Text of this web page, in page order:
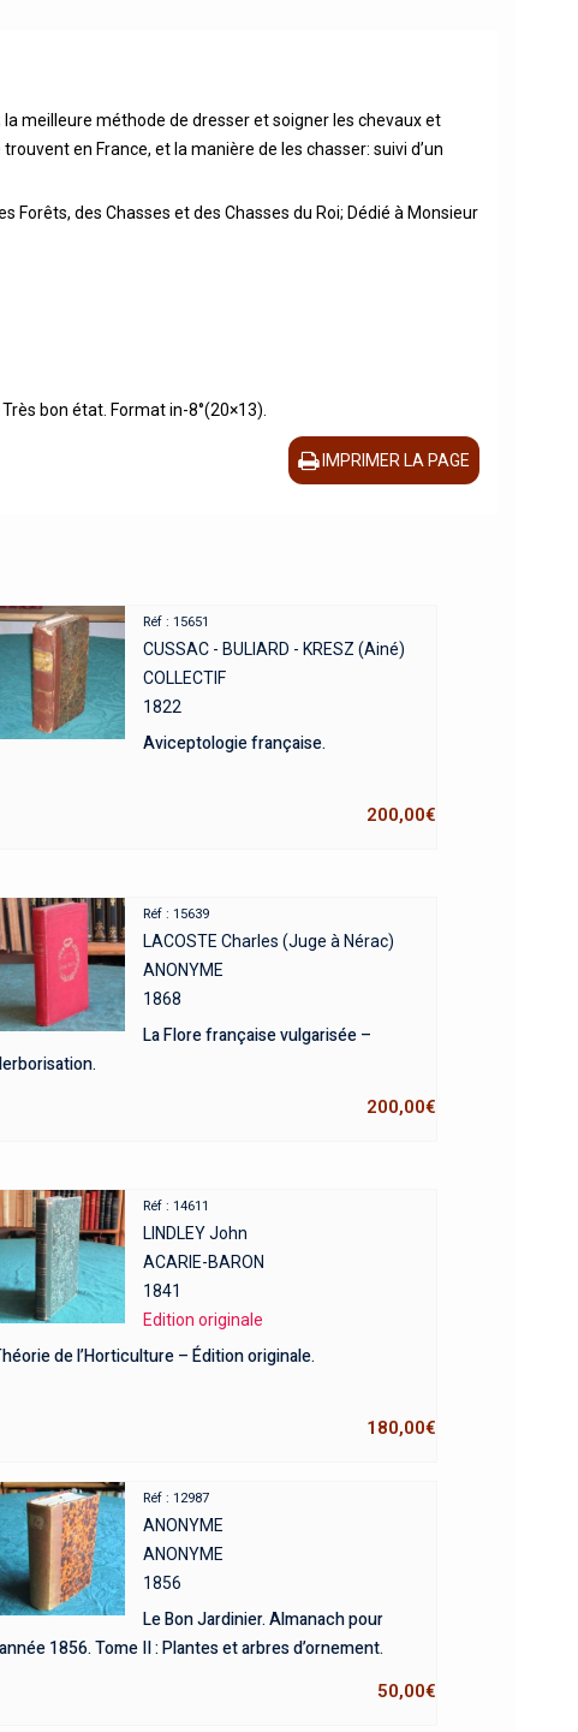
meilleure méthode de dresser et soigner les chevaux et
en France, et la manière de les chasser: suivi d’un
des Chasses et des Chasses du Roi; Dédié à Monsieur
bon état. Format in-8°(20×13).
IMPRIMER LA PAGE
Réf : 15651
CUSSAC - BULIARD - KRESZ (Ainé)
COLLECTIF
1822
Aviceptologie française.
200,00€
Réf : 15639
LACOSTE Charles (Juge à Nérac)
ANONYME
1868
La Flore française vulgarisée –
200,00€
Réf : 14611
LINDLEY John
ACARIE-BARON
1841
Edition originale
de l’Horticulture – Édition originale.
180,00€
Réf : 12987
ANONYME
ANONYME
1856
Le Bon Jardinier. Almanach pour
1856. Tome II : Plantes et arbres d’ornement.
50,00€